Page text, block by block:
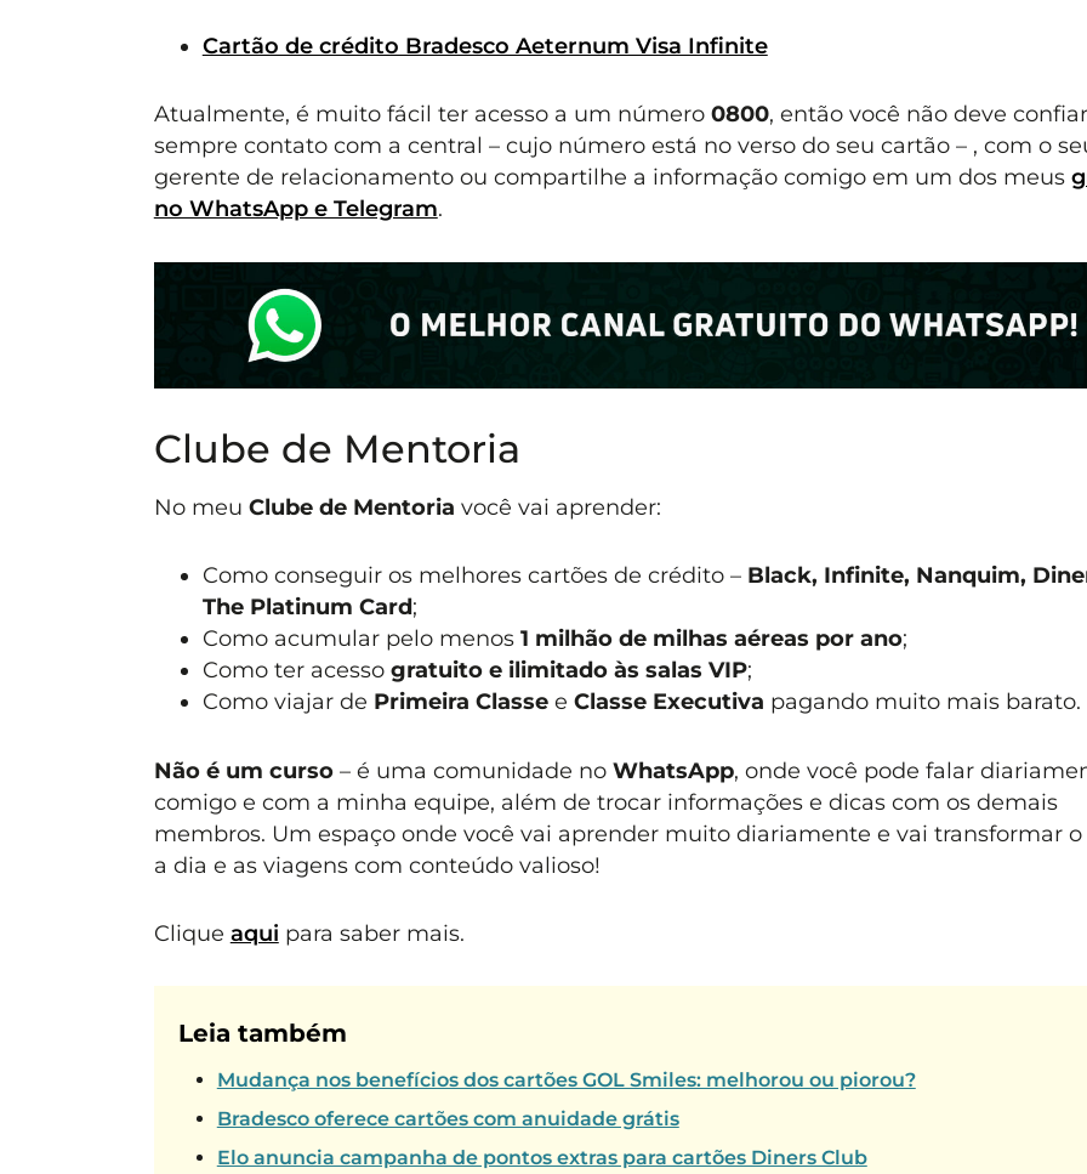
Cartão de crédito Bradesco Aeternum Visa Infinite
Atualmente, é muito fácil ter acesso a um número 0800, então você não deve
sempre contato com a central – cujo número está no verso do seu cartão – , com o
gerente de relacionamento ou compartilhe a informação comigo em um dos meus
no WhatsApp e Telegram.
Clube de Mentoria
No meu Clube de Mentoria você vai aprender:
Como conseguir os melhores cartões de crédito – Black, Infinite, Nanquim,
The Platinum Card;
Como acumular pelo menos 1 milhão de milhas aéreas por ano;
Como ter acesso gratuito e ilimitado às salas VIP;
Como viajar de Primeira Classee Classe Executiva pagando muito mais barato.
Não é um curso– é uma comunidade no WhatsApp, onde você pode falar
comigo e com a minha equipe, além de trocar informações e dicas com os demais
membros. Um espaço onde você vai aprender muito diariamente e vai transformar o
a dia e as viagens com conteúdo valioso!
Clique aqui para saber mais.
Leia também
Mudança nos benefícios dos cartões GOL Smiles: melhorou ou piorou?
Bradesco oferece cartões com anuidade grátis
Elo anuncia campanha de pontos extras para cartões Diners Club